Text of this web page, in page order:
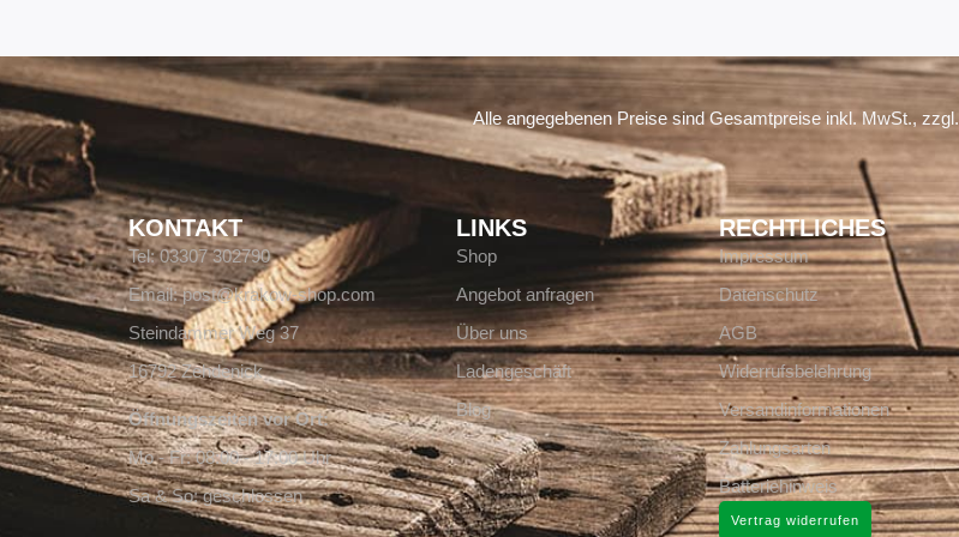
Alle angegebenen Preise sind Gesamtpreise inkl. MwSt., zzgl.
KONTAKT
Tel: 03307 302790
Email: post@krakow-shop.com
Steindammer Weg 37
16792 Zehdenick
Öffnungszeiten vor Ort:
Mo - Fr: 08:00 - 17:00 Uhr
Sa & So: geschlossen
LINKS
Shop
Angebot anfragen
Über uns
Ladengeschäft
Blog
RECHTLICHES
Impressum
Datenschutz
AGB
Widerrufsbelehrung
Versandinformationen
Zahlungsarten
Batteriehinweis
Vertrag widerrufen